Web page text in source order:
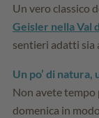
Un vero classico
Geisler nella Val
sentieri adatti sia
Un po’ di natura,
Non avete tempo
domenica in